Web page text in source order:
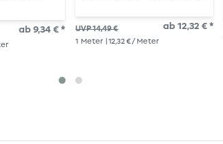
ab 9,34 € * UVP 14,49 € ab 12,32 € *
1 Meter | 12,32 € / Meter